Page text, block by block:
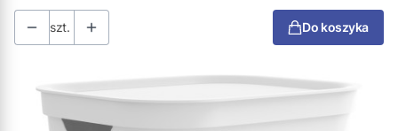
szt. Do koszyka